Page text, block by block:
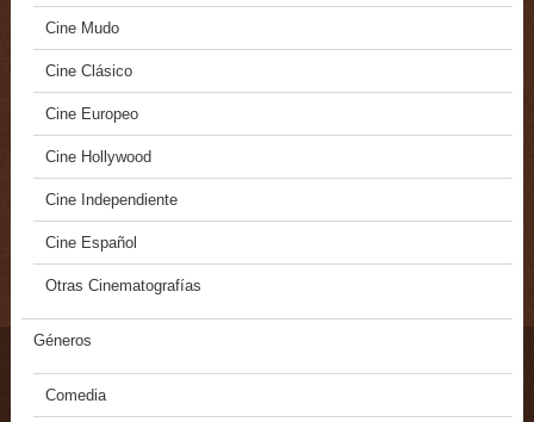
Cine Mudo
Cine Clásico
Cine Europeo
Cine Hollywood
Cine Independiente
Cine Español
Otras Cinematografías
Géneros
Comedia